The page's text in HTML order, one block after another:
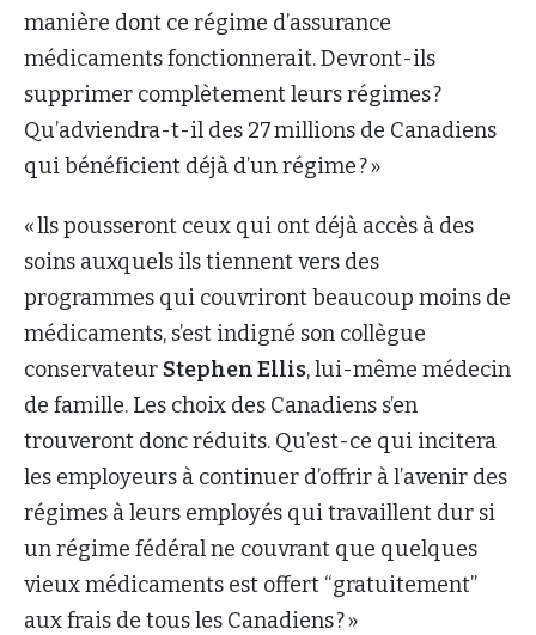
manière dont ce régime d’assurance
médicaments fonctionnerait. Devront-ils
supprimer complètement leurs régimes ?
Qu’adviendra-t-il des 27 millions de Canadiens
qui bénéficient déjà d’un régime ? »
« lls pousseront ceux qui ont déjà accès à des
soins auxquels ils tiennent vers des
programmes qui couvriront beaucoup moins de
médicaments, s’est indigné son collègue
conservateur Stephen Ellis, lui-même médecin
de famille. Les choix des Canadiens s’en
trouveront donc réduits. Qu’est-ce qui incitera
les employeurs à continuer d’offrir à l’avenir des
régimes à leurs employés qui travaillent dur si
un régime fédéral ne couvrant que quelques
vieux médicaments est offert “gratuitement”
aux frais de tous les Canadiens ? »